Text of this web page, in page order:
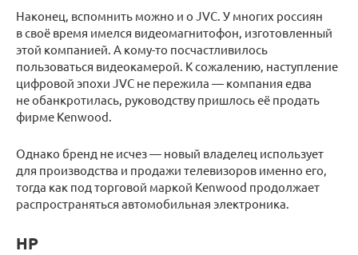
Наконец, вспомнить можно и о JVC. У многих россиян
в своё время имелся видеомагнитофон, изготовленный
этой компанией. А кому-то посчастливилось
пользоваться видеокамерой. К сожалению, наступление
цифровой эпохи JVC не пережила — компания едва
не обанкротилась, руководству пришлось её продать
фирме Kenwood.
Однако бренд не исчез — новый владелец использует
для производства и продажи телевизоров именно его,
тогда как под торговой маркой Kenwood продолжает
распространяться автомобильная электроника.
HP